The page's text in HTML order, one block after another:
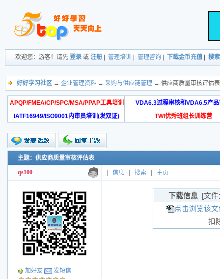
欢迎您：游客！请先 登录 或 注册 管理培训 管理咨询 下载金币充值 搜索
好好学习社区 → 企业管理资料 → 采购与供应链管理 → 供应商质量审核评估表
APQP/FMEA/CP/SPC/MSA/PPAP工具培训
VDA6.3过程审核和VDA6.5产品
IATF16949/ISO9001内审员培训(发双证)
TWI优秀班组长训练营
主题：供应商质量审核评估表
qs100 信息 搜索 主页
加好友 发短信
下载信息 [文件
点击浏览该
扣